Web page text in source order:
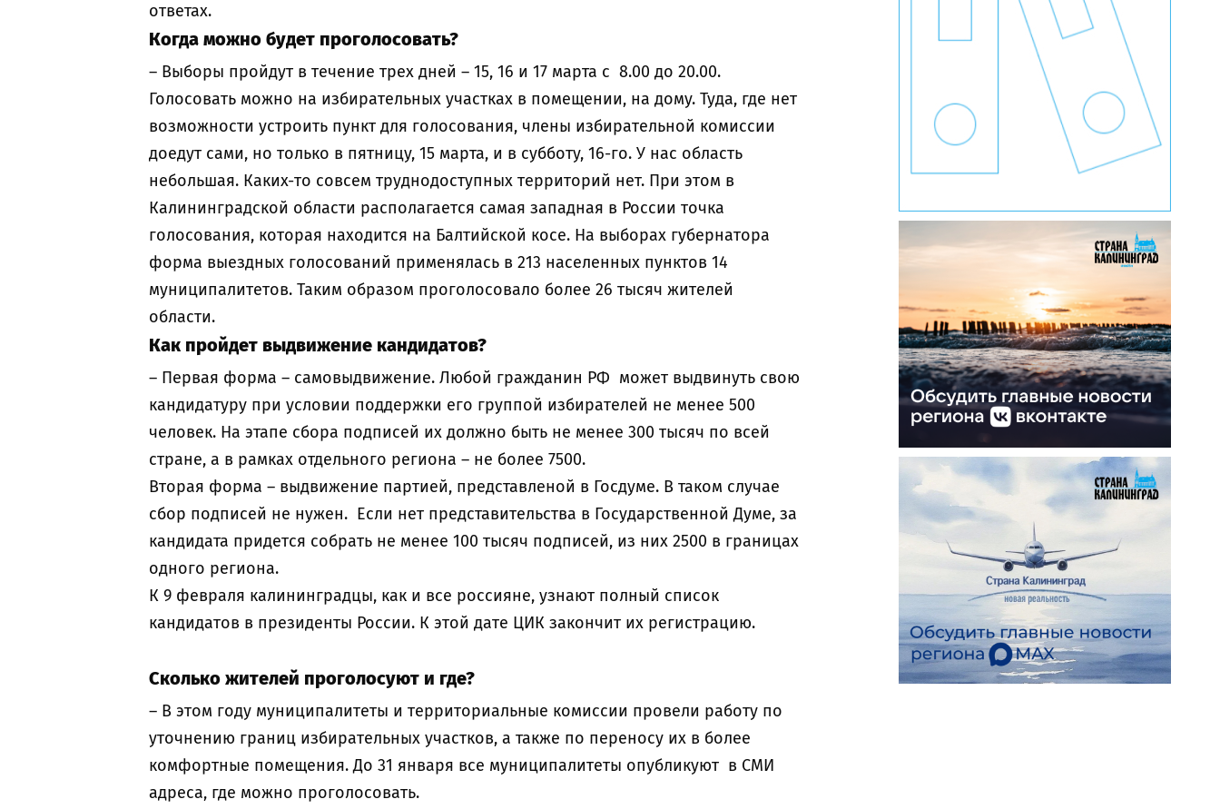
ответах.
Когда можно будет проголосовать?
– Выборы пройдут в течение трех дней – 15, 16 и 17 марта с 8.00 до 20.00.
Голосовать можно на избирательных участках в помещении, на дому. Туда, где нет
возможности устроить пункт для голосования, члены избирательной комиссии
доедут сами, но только в пятницу, 15 марта, и в субботу, 16-го. У нас область
небольшая. Каких-то совсем труднодоступных территорий нет. При этом в
Калининградской области располагается самая западная в России точка
голосования, которая находится на Балтийской косе. На выборах губернатора
форма выездных голосований применялась в 213 населенных пунктов 14
муниципалитетов. Таким образом проголосовало более 26 тысяч жителей
области.
Как пройдет выдвижение кандидатов?
– Первая форма – самовыдвижение. Любой гражданин РФ может выдвинуть свою
кандидатуру при условии поддержки его группой избирателей не менее 500
человек. На этапе сбора подписей их должно быть не менее 300 тысяч по всей
стране, а в рамках отдельного региона – не более 7500.
Вторая форма – выдвижение партией, представленой в Госдуме. В таком случае
сбор подписей не нужен. Если нет представительства в Государственной Думе, за
кандидата придется собрать не менее 100 тысяч подписей, из них 2500 в границах
одного региона.
К 9 февраля калининградцы, как и все россияне, узнают полный список
кандидатов в президенты России. К этой дате ЦИК закончит их регистрацию.
Сколько жителей проголосуют и где?
– В этом году муниципалитеты и территориальные комиссии провели работу по
уточнению границ избирательных участков, а также по переносу их в более
комфортные помещения. До 31 января все муниципалитеты опубликуют в СМИ
адреса, где можно проголосовать.